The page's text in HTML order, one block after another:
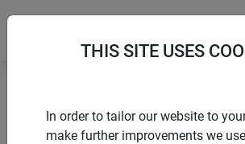
Accueil
Voiles et films durables
Toile de paillage en jute pour
THIS SITE USES
In order to tailor our website to
make further improvements we